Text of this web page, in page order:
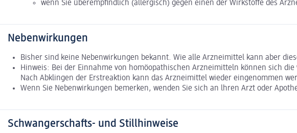
wenn Sie überempfindlich (allergisch) gegen einen der Wirkstoffe des
Nebenwirkungen
Bisher sind keine Nebenwirkungen bekannt. Wie alle Arzneimittel kann aber
Hinweis: Bei der Einnahme von homöopathischen Arzneimitteln können sich
Nach Abklingen der Erstreaktion kann das Arzneimittel wieder eingenommen
Wenn Sie Nebenwirkungen bemerken, wenden Sie sich an lhren Arzt oder
Schwangerschafts- und Stillhinweise